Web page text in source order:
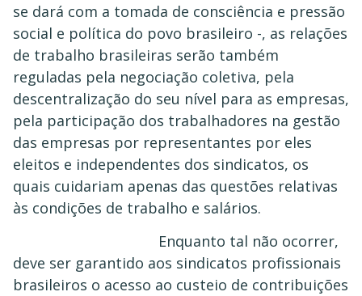
se dará com a tomada de consciência e pressão
social e política do povo brasileiro -, as relações
de trabalho brasileiras serão também
reguladas pela negociação coletiva, pela
descentralização do seu nível para as empresas,
pela participação dos trabalhadores na gestão
das empresas por representantes por eles
eleitos e independentes dos sindicatos, os
quais cuidariam apenas das questões relativas
às condições de trabalho e salários.
Enquanto tal não ocorrer,
deve ser garantido aos sindicatos profissionais
brasileiros o acesso ao custeio de contribuições